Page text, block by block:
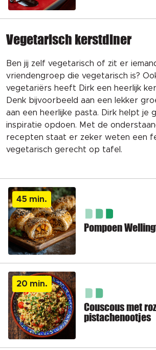
Vegetarisch kerstdiner
Ben jij zelf vegetarisch of zit er
vriendengroep die vegetarisch is?
vegetariërs heeft Dirk een heerlijk
Denk bijvoorbeeld aan een lekker
aan een heerlijke pasta. Dirk helpt je
inspiratie opdoen. Met de
recepten staat er zeker weten een
vegetarisch gerecht op tafel.
45 min.
Pompoen
20 min.
Couscous met
pistachenootjes